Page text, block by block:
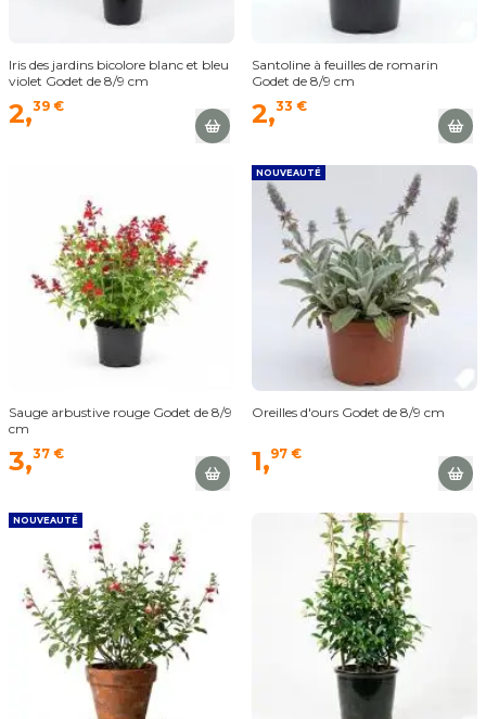
Iris des jardins bicolore blanc et bleu
violet Godet de 8/9 cm
2,39 €
Santoline à feuilles de romarin
Godet de 8/9 cm
2,33 €
Sauge arbustive rouge Godet de 8/9
cm
3,37 €
NOUVEAUTÉ
Oreilles d'ours Godet de 8/9 cm
1,97 €
NOUVEAUTÉ